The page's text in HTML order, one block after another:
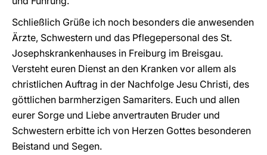
Schließlich Grüße ich noch besonders die anwesenden
Ärzte, Schwestern und das Pflegepersonal des St.
Josephskrankenhauses in Freiburg im Breisgau.
Versteht euren Dienst an den Kranken vor allem als
christlichen Auftrag in der Nachfolge Jesu Christi, des
göttlichen barmherzigen Samariters. Euch und allen
eurer Sorge und Liebe anvertrauten Bruder und
Schwestern erbitte ich von Herzen Gottes besonderen
Beistand und Segen.